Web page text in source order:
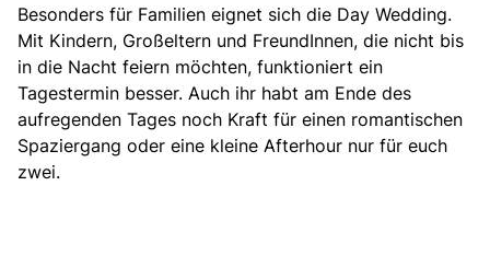
Besonders für Familien eignet sich die Day Wedding.
Mit Kindern, Großeltern und FreundInnen, die nicht bis
in die Nacht feiern möchten, funktioniert ein
Tagestermin besser. Auch ihr habt am Ende des
aufregenden Tages noch Kraft für einen romantischen
Spaziergang oder eine kleine Afterhour nur für euch
zwei.